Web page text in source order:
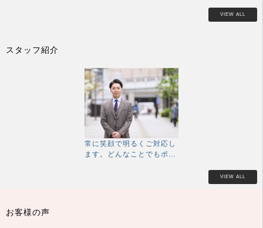
VIEW ALL
スタッフ紹介
常に笑顔で明るくご対応し
ます。どんなことでもポジ
VIEW ALL
お客様の声